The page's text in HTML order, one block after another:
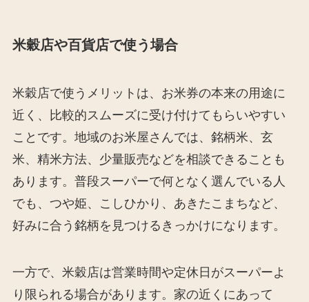
米穀店や百貨店で使う場合
米穀店で使うメリットは、お米券の本来の用途に
近く、比較的スムーズに受け付けてもらいやすい
ことです。地域のお米屋さんでは、銘柄米、玄
米、精米方法、少量販売などを相談できることも
あります。普段スーパーで何となく選んでいる人
でも、つや姫、こしひかり、あきたこまちなど、
好みに合う銘柄を見つけるきっかけになります。
一方で、米穀店は営業時間や定休日がスーパーよ
り限られる場合があります。家の近くにあって